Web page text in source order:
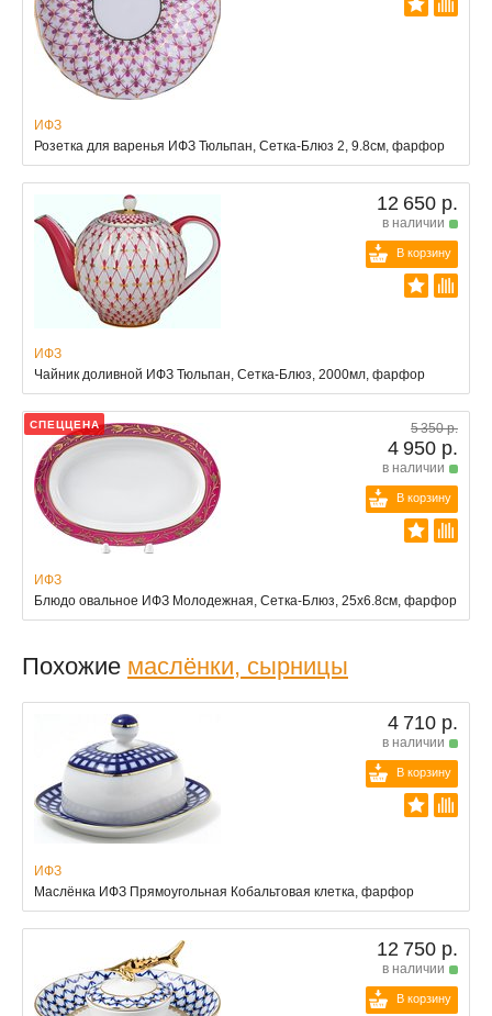
ИФЗ
Розетка для варенья ИФЗ Тюльпан, Сетка-Блюз 2, 9.8см, фарфор
12 650 р.
в наличии
В корзину
ИФЗ
Чайник доливной ИФЗ Тюльпан, Сетка-Блюз, 2000мл, фарфор
СПЕЦЦЕНА 5 350 р.
4 950 р.
в наличии
В корзину
ИФЗ
Блюдо овальное ИФЗ Молодежная, Сетка-Блюз, 25х6.8см, фарфор
Похожие маслёнки, сырницы
4 710 р.
в наличии
В корзину
ИФЗ
Маслёнка ИФЗ Прямоугольная Кобальтовая клетка, фарфор
12 750 р.
в наличии
В корзину